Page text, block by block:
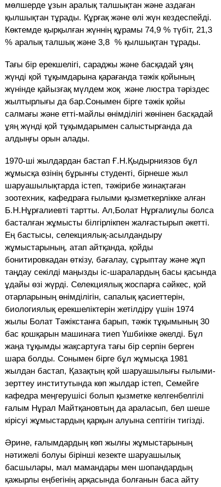
мөлшерде ұзын аралық талшықтан және аздаған
қылшықтан тұрады. Құрғақ және өлі жүн кездеспейді.
Көктемде қырқылған жүннің құрамы 74,9 % түбіт, 21,3
% аралық талшық және 3,8 % қылшықтан тұрады.
Тағы бір ерекшелігі, сараджы және басқадай ұяң
жүнді қой тұқымдарына қарағанда тәжік қойының
жүнінде қайызғақ мүлдем жоқ және люстра тәріздес
жылтырлығы да бар.Сонымен бірге тәжік қойы
салмағы және етті-майлы өнімділігі жөнінен басқадай
ұяң жүнді қой тұқымдарымен салыстырғанда да
алдыңғы орын алады.
1970-ші жылдардан бастап Ғ.Н.Қыдырниязов бұл
жұмысқа өзінің бұрынғы студенті, бірнеше жыл
шаруашылықтарда істеп, тәжірибе жинақтаған
зоотехник, кафедраға ғылыми қызметкерлікке алған
Б.Н.Нұрғалиевті тартты. Ал,Болат Нұрғалиұлы болса
басталған жұмысты білгірлікпен жалғастырып әкетті.
Ең бастысы, селекциялық-асылдандыру
жұмыстарының, атап айтқанда, қойды
бонитировкадан өткізу, бағалау, сұрыптау және жұп
таңдау секілді маңызды іс-шаралардың басы қасында
ұдайы өзі жүрді. Селекциялық жоспарға сәйкес, қой
отарларының өнімділігін, сапалық қасиеттерін,
биологиялық ерекшеліктерін жетілдіру үшін 1974
жылы Болат Тәжікстанға барып, тәжік тұқымының 30
бас қошқарын машинаға тиеп Үшбиікке әкелді. Бұл
жаңа тұқымды жақсартуға тағы бір серпін берген
шара болды. Сонымен бірге бұл жұмысқа 1981
жылдан бастап, Қазақтың қой шаруашылығы ғылыми-
зерттеу институтында көп жылдар істеп, Семейге
кафедра меңгерушісі болып қызметке келгенбелгілі
ғалым Нұрал Майтқановтың да араласып, бел шеше
кірісуі жұмыстардың қарқын алуына септігін тигізді.
Әрине, ғалымдардың көп жылғы жұмыстарының
нәтижелі болуы бірінші кезекте шаруашылық
басшылары, мал мамандары мен шопандардың
қажырлы еңбегінің арқасында болғанын баса айту